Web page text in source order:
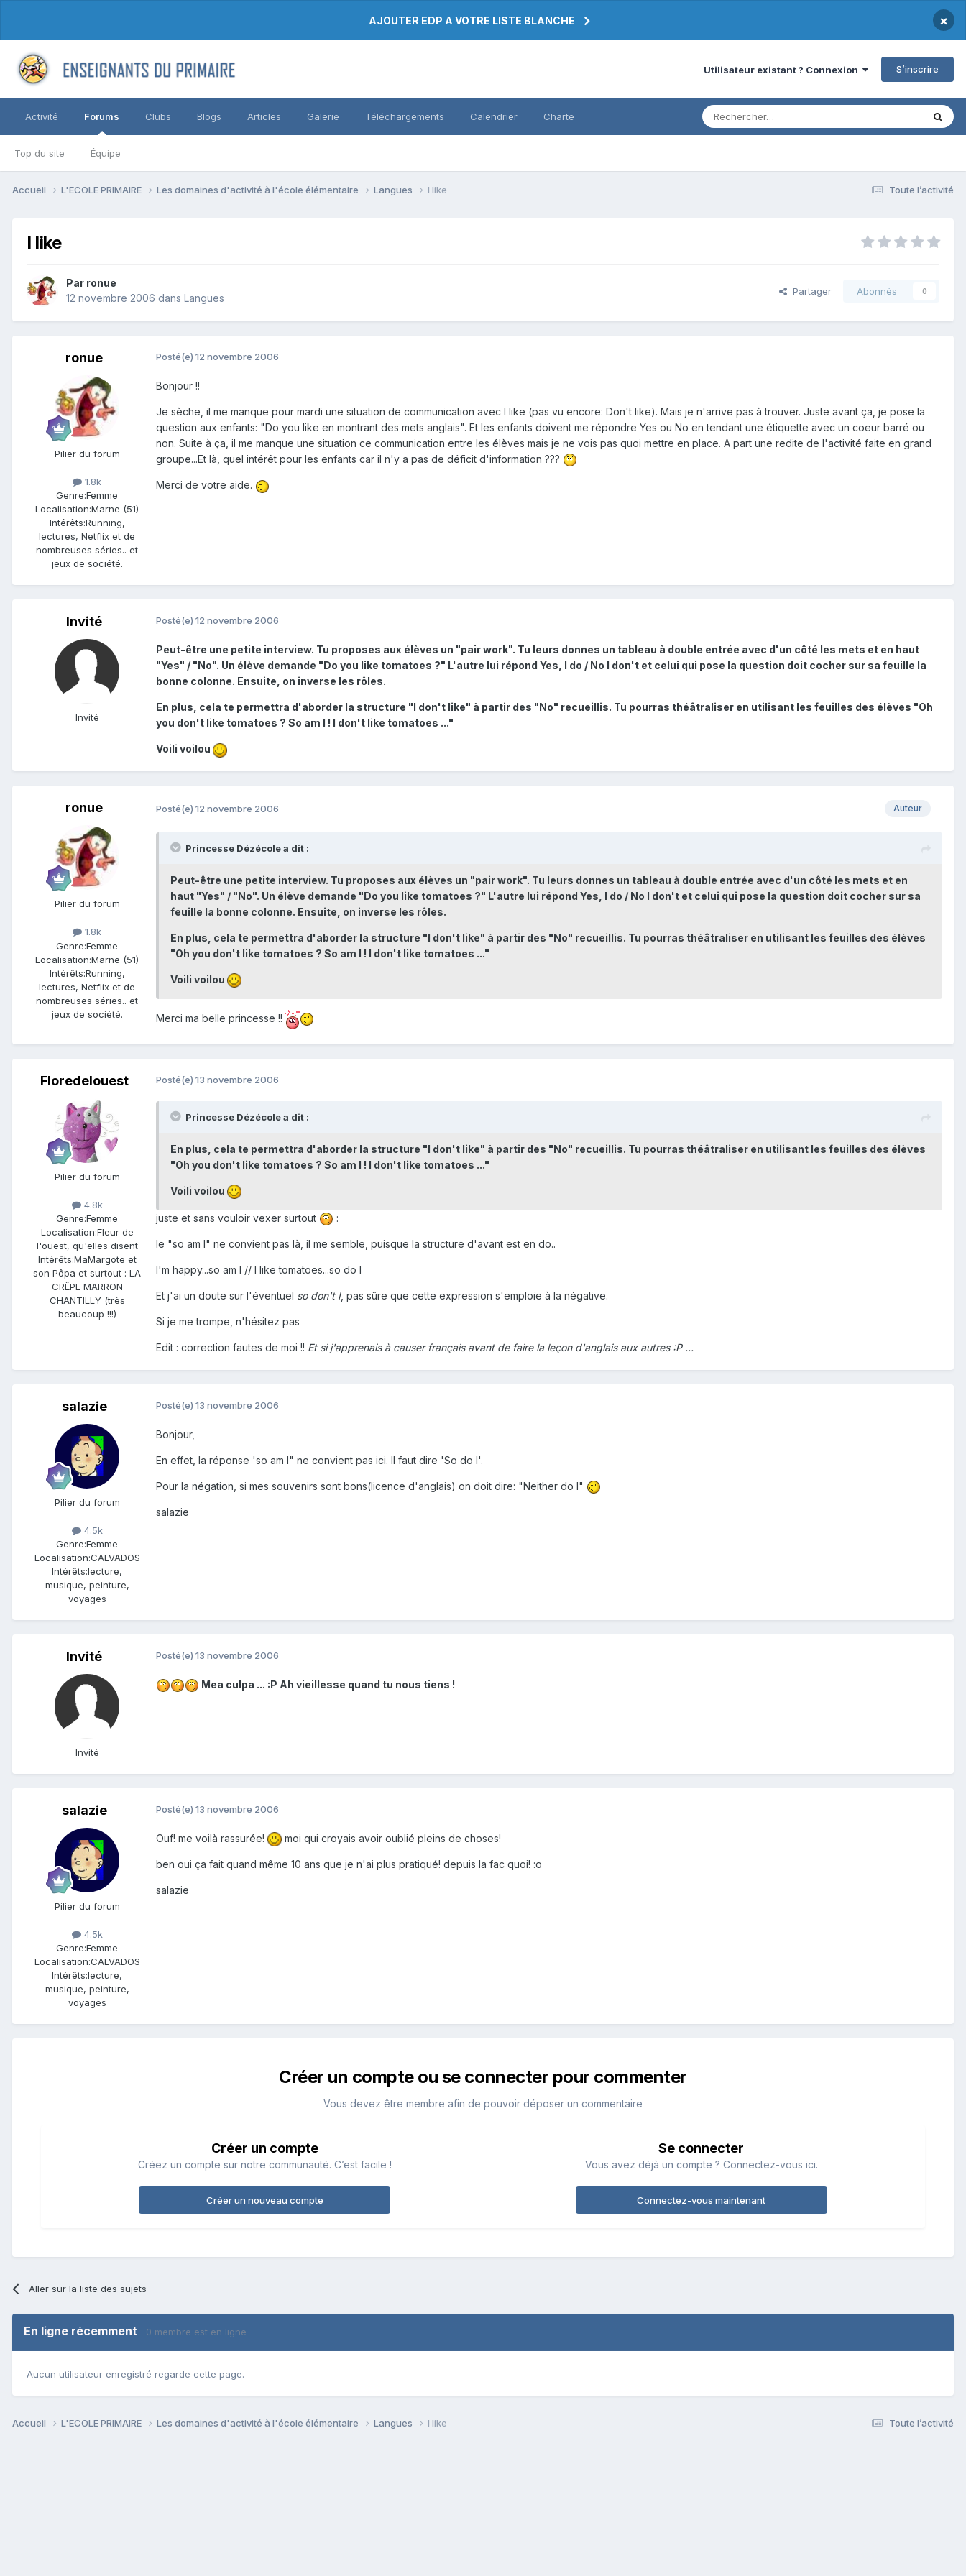
AJOUTER EDP A VOTRE LISTE BLANCHE ×
Utilisateur existant ? Connexion S’inscrire
Activité Forums
Top du site Équipe
Clubs Blogs Articles Galerie Téléchargements Calendrier Charte
Toute l’activité
Accueil L'ECOLE PRIMAIRE Les domaines d'activité à l'école élémentaire Langues I like
I like
Par ronue
12 novembre 2006 dans Langues
Partager Abonnés 0
ronue
Pilier du forum
1.8k
Genre:Femme
Localisation:Marne (51)
Intérêts:Running,
lectures, Netflix et de
nombreuses séries.. et
jeux de société.
Posté(e) 12 novembre 2006
Bonjour !!
Je sèche, il me manque pour mardi une situation de communication avec I like (pas vu encore: Don't like). Mais je n'arrive pas à trouver. Juste avant ça, je pose la
question aux enfants: "Do you like en montrant des mets anglais". Et les enfants doivent me répondre Yes ou No en tendant une étiquette avec un coeur barré ou
non. Suite à ça, il me manque une situation ce communication entre les élèves mais je ne vois pas quoi mettre en place. A part une redite de l'activité faite en grand
groupe...Et là, quel intérêt pour les enfants car il n'y a pas de déficit d'information ???
Merci de votre aide.
Invité
Invité
Posté(e) 12 novembre 2006
Peut-être une petite interview. Tu proposes aux élèves un "pair work". Tu leurs donnes un tableau à double entrée avec d'un côté les mets et en haut
"Yes" / "No". Un élève demande "Do you like tomatoes ?" L'autre lui répond Yes, I do / No I don't et celui qui pose la question doit cocher sur sa feuille la
bonne colonne. Ensuite, on inverse les rôles.
En plus, cela te permettra d'aborder la structure "I don't like" à partir des "No" recueillis. Tu pourras théâtraliser en utilisant les feuilles des élèves "Oh
you don't like tomatoes ? So am I ! I don't like tomatoes ..."
Voili voilou
ronue
Pilier du forum
1.8k
Genre:Femme
Localisation:Marne (51)
Intérêts:Running,
lectures, Netflix et de
nombreuses séries.. et
jeux de société.
Auteur
Posté(e) 12 novembre 2006
Princesse Dézécole a dit :
Peut-être une petite interview. Tu proposes aux élèves un "pair work". Tu leurs donnes un tableau à double entrée avec d'un côté les mets et en
haut "Yes" / "No". Un élève demande "Do you like tomatoes ?" L'autre lui répond Yes, I do / No I don't et celui qui pose la question doit cocher sur sa
feuille la bonne colonne. Ensuite, on inverse les rôles.
En plus, cela te permettra d'aborder la structure "I don't like" à partir des "No" recueillis. Tu pourras théâtraliser en utilisant les feuilles des élèves
"Oh you don't like tomatoes ? So am I ! I don't like tomatoes ..."
Voili voilou
Merci ma belle princesse !!
Floredelouest
Pilier du forum
4.8k
Genre:Femme
Localisation:Fleur de
l'ouest, qu'elles disent
Intérêts:MaMargote et
son Pôpa et surtout : LA
CRÊPE MARRON
CHANTILLY (très
beaucoup !!!)
Posté(e) 13 novembre 2006
Princesse Dézécole a dit :
En plus, cela te permettra d'aborder la structure "I don't like" à partir des "No" recueillis. Tu pourras théâtraliser en utilisant les feuilles des élèves
"Oh you don't like tomatoes ? So am I ! I don't like tomatoes ..."
Voili voilou
juste et sans vouloir vexer surtout :
le "so am I" ne convient pas là, il me semble, puisque la structure d'avant est en do..
I'm happy...so am I // I like tomatoes...so do I
Et j'ai un doute sur l'éventuel so don't I, pas sûre que cette expression s'emploie à la négative.
Si je me trompe, n'hésitez pas
Edit : correction fautes de moi !! Et si j'apprenais à causer français avant de faire la leçon d'anglais aux autres :P ...
salazie
Pilier du forum
4.5k
Genre:Femme
Localisation:CALVADOS
Intérêts:lecture,
musique, peinture,
voyages
Posté(e) 13 novembre 2006
Bonjour,
En effet, la réponse 'so am I" ne convient pas ici. Il faut dire 'So do I'.
Pour la négation, si mes souvenirs sont bons(licence d'anglais) on doit dire: "Neither do I"
salazie
Invité
Invité
Posté(e) 13 novembre 2006
Mea culpa ... :P Ah vieillesse quand tu nous tiens !
salazie
Pilier du forum
4.5k
Genre:Femme
Localisation:CALVADOS
Intérêts:lecture,
musique, peinture,
voyages
Posté(e) 13 novembre 2006
Ouf! me voilà rassurée! moi qui croyais avoir oublié pleins de choses!
ben oui ça fait quand même 10 ans que je n'ai plus pratiqué! depuis la fac quoi! :o
salazie
Créer un compte ou se connecter pour commenter
Vous devez être membre afin de pouvoir déposer un commentaire
Créer un compte
Créez un compte sur notre communauté. C’est facile !
Créer un nouveau compte
Se connecter
Vous avez déjà un compte ? Connectez-vous ici.
Connectez-vous maintenant
Aller sur la liste des sujets
En ligne récemment 0 membre est en ligne
Aucun utilisateur enregistré regarde cette page.
Toute l’activité
Accueil L'ECOLE PRIMAIRE Les domaines d'activité à l'école élémentaire Langues I like